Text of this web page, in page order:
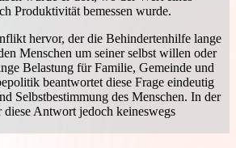
Produktivität bemessen wurde.
hervor, der die Behindertenhilfe lange
Menschen um seiner selbst willen oder
Belastung für Familie, Gemeinde und
beantwortet diese Frage eindeutig
Selbstbestimmung des Menschen. In der
Antwort jedoch keineswegs